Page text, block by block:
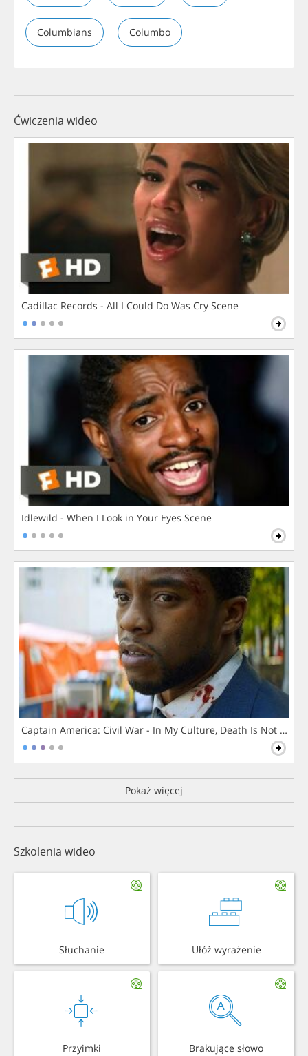
Columbians Columbo
Ćwiczenia wideo
Cadillac Records - All I Could Do Was Cry Scene
Idlewild - When I Look in Your Eyes Scene
Captain America: Civil War - In My Culture, Death Is Not The
Pokaż więcej
Szkolenia wideo
Słuchanie Ułóż wyrażenie
Przyimki Brakujące słowo